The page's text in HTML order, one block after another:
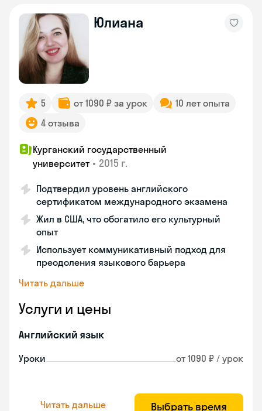
Юлиана
5 от 1090 ₽ за урок
10 лет опыта
4 отзыва
Курганский государственный
университет • 2015 г.
Подтвердил уровень английского
сертификатом международного экзамена
Жил в США, что обогатило его культурный
опыт
Использует коммуникативный подход для
преодоления языкового барьера
Читать дальше
Услуги и цены
Английский язык
Уроки от 1090 ₽ / урок
Читать дальше Выбрать время